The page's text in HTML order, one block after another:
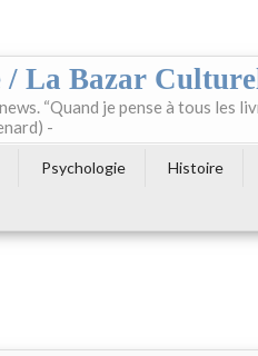
La Bazar
“Quand je pense à tous les
-
Psychologie Histoire